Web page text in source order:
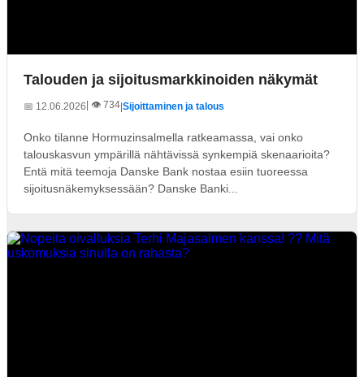
Talouden ja sijoitusmarkkinoiden näkymät
📅 12.06.2026 | 👁️ 734|Sijoittaminen ja talous
Onko tilanne Hormuzinsalmella ratkeamassa, vai onko
talouskasvun ympärillä nähtävissä synkempiä skenaarioita?
Entä mitä teemoja Danske Bank nostaa esiin tuoreessa
sijoitusnäkemyksessään? Danske Banki...